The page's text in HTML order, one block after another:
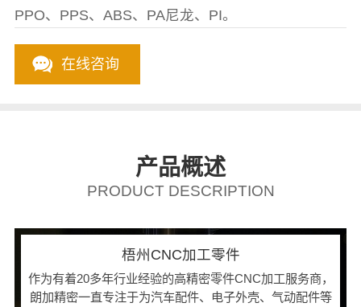
PPO、PPS、ABS、PA尼龙、PI。
在线咨询
产品概述
PRODUCT DESCRIPTION
梧州CNC加工零件
作为有着20多年行业经验的高精密零件CNC加工服务商，
朗加精密一直专注于为汽车配件、电子外壳、气动配件等